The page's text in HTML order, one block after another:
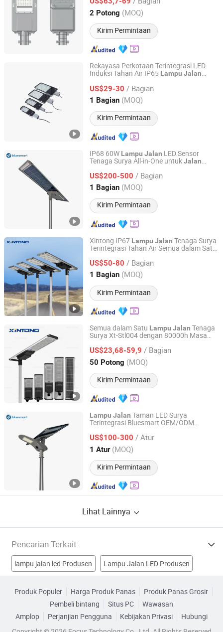
2 Potong (MOQ)
Kirim Permintaan
Jiangsu, China Harga mulai 2026
Rekayasa Perkotaan Terintegrasi LED
Induksi Tahan Air IP65 Lampu Jalan
US$29-30 / Bagian
1 Bagian (MOQ)
Kirim Permintaan
Zhongjing Rongguang New Energy Jiangsu Co., Ltd.
Jiangsu, China Harga mulai 2025
IP68 60W Lampu Jalan LED Sensor
Tenaga Surya All-in-One untukJalan
US$200-500 / Bagian
1 Bagian (MOQ)
Kirim Permintaan
Bluesmart Solar PV Co., Ltd.
Guangdong, China Harga mulai 2016
Xintong IP67 Lampu Jalan Tenaga Surya
Terintegrasi Tahan Air Semua dalam Satu
Ruangan
US$50-80 / Bagian
1 Bagian (MOQ)
Kirim Permintaan
Yangzhou Xintong Transport Equipment Group Co., Ltd.
Jiangsu, China Harga mulai 2019
Semua dalam Satu Lampu Jalan Tenaga
Surya Xt-Stl004 dengan 80000h Masa
US$23,68-59,9 / Bagian
50 Potong (MOQ)
Kirim Permintaan
Yangzhou Xintong Transport Equipment Group Co., Ltd.
Jiangsu, China Harga mulai 2019
Lampu Jalan Taman LED Surya
Terintegrasi Bluesmart OEM/ODM
dan Pedesaan
US$100-300 / Atur
1 Atur (MOQ)
Kirim Permintaan
Bluesmart Solar PV Co., Ltd.
Guangdong, China Harga mulai 2016
Lihat Lainnya
Pencarian Terkait
lampu jalan led Produsen Lampu Jalan LED Produsen
lampu jalan Pabrik lampu jalan Pabrik
Produk Populer Harga Produk Panas
Produk Panas Grosir
Pembeli bintang
Situs PC
Wawasan
Amplop
Perjanjian Pengguna Kebijakan Privasi
Hubungi